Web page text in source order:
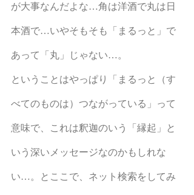
が大事なんだよな…角は洋酒で丸は日
本酒で…いやそもそも「まるっと」で
あって「丸」じゃない…。
ということはやっぱり「まるっと（す
べてのものは）つながっている」って
意味で、これは釈迦のいう「縁起」と
いう深いメッセージなのかもしれな
い…。とここで、ネット検索をしてみ